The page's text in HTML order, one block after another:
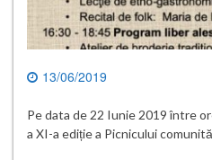
13/06/2019
Pe data de 22 Iunie 2019 între
a XI-a ediție a Picnicului